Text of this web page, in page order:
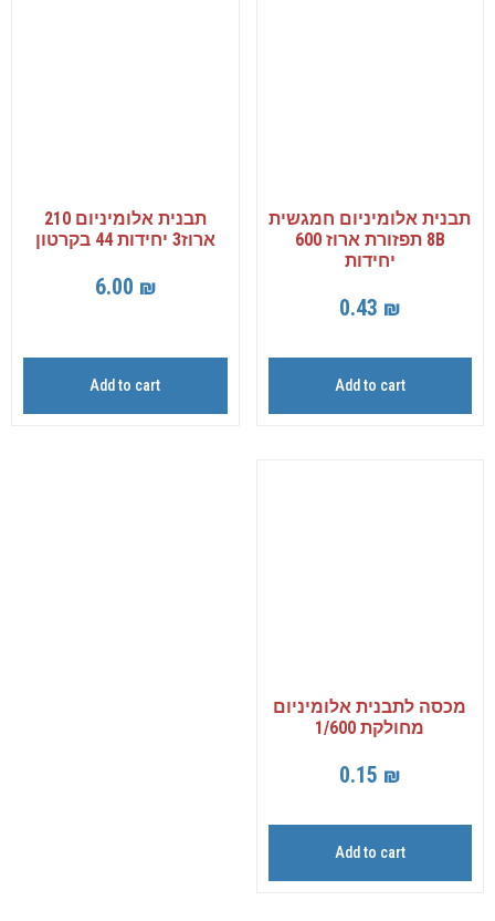
תבנית אלומיניום חמגשית
8B תפזורת ארוז 600
יחידות
0.43 ₪
Add to cart
תבנית אלומיניום 210
ארוז3 יחידות 44 בקרטון
6.00 ₪
Add to cart
מכסה לתבנית אלומיניום
מחולקת 1/600
0.15 ₪
Add to cart